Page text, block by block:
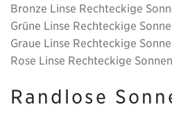
Bronze Linse Rechteckige
Grüne Linse Rechteckige
Graue Linse Rechteckige
Rose Linse Rechteckige
Randlose